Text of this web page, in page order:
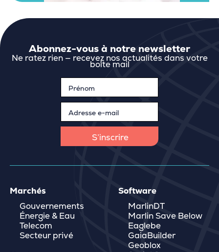
Abonnez-vous à notre newsletter
Ne ratez rien — recevez nos actualités dans votre
boîte mail
Marchés
Gouvernements
Énergie & Eau
Telecom
Secteur privé
Software
MarlinDT
Marlin Save Below
Eaglebe
GaiaBuilder
Geoblox